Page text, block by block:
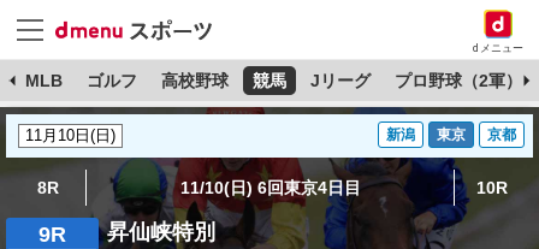
dメニュー
MLB ゴルフ 高校野球 競馬 Jリーグ プロ野球（2軍）
新潟 東京 京都
8R 11/10(日) 6回東京4日目 10R
9R 昇仙峡特別